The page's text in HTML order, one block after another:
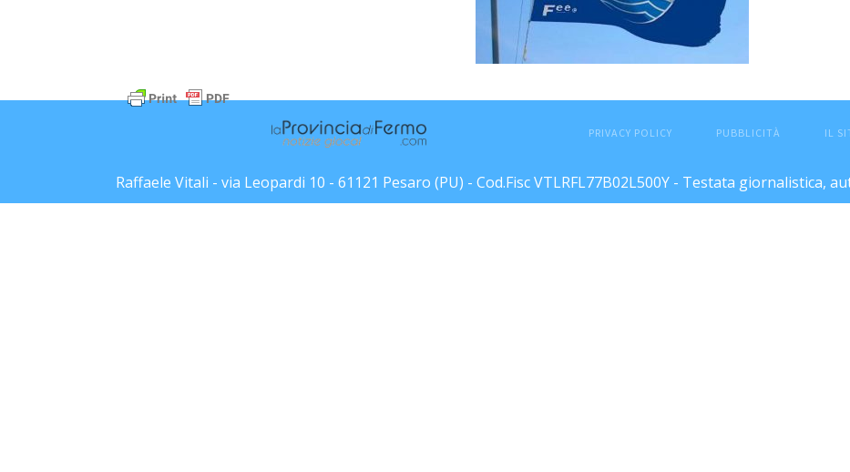
PRIVACY POLICY PUBBLICITÀ IL
Raffaele Vitali - via Leopardi 10 - 61121 Pesaro (PU) - Cod.Fisc VTLRFL77B02L500Y - Testata giornalistica,